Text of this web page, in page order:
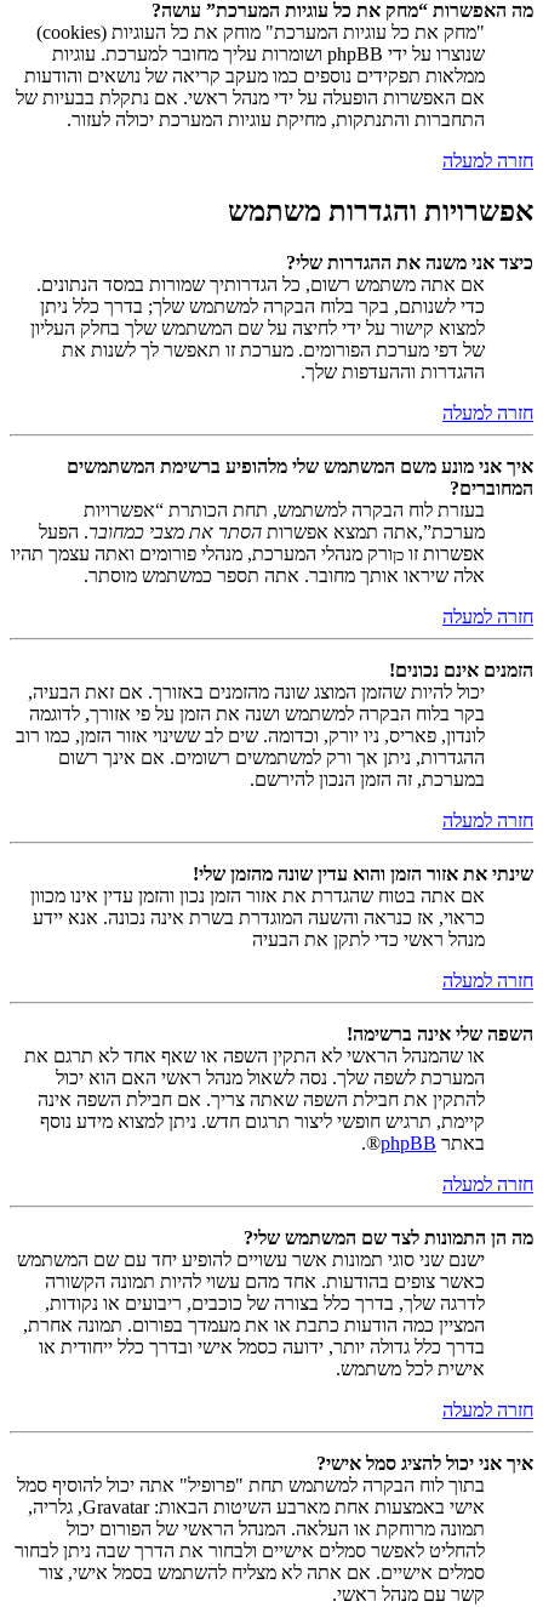
מה האפשרות “מחק את כל עוגיות המערכת” עושה?
"מחק את כל עוגיות המערכת" מוחק את כל העוגיות (cookies)
שנוצרו על ידי phpBB ושומרות עליך מחובר למערכת. עוגיות
ממלאות תפקידים נוספים כמו מעקב קריאה של נושאים והודעות
אם האפשרות הופעלה על ידי מנהל ראשי. אם נתקלת בבעיות של
התחברות והתנתקות, מחיקת עוגיות המערכת יכולה לעזור.
חזרה למעלה
אפשרויות והגדרות משתמש
כיצד אני משנה את ההגדרות שלי?
אם אתה משתמש רשום, כל הגדרותיך שמורות במסד הנתונים.
כדי לשנותם, בקר בלוח הבקרה למשתמש שלך; בדרך כלל ניתן
למצוא קישור על ידי לחיצה על שם המשתמש שלך בחלק העליון
של דפי מערכת הפורומים. מערכת זו תאפשר לך לשנות את
ההגדרות וההעדפות שלך.
חזרה למעלה
איך אני מונע משם המשתמש שלי מלהופיע ברשימת המשתמשים
המחוברים?
בעזרת לוח הבקרה למשתמש, תחת הכותרת “אפשרויות
מערכת”,אתה תמצא אפשרות הסתר את מצבי כמחובר. הפעל
אפשרות זו כןורק מנהלי המערכת, מנהלי פורומים ואתה עצמך תהיו
אלה שיראו אותך מחובר. אתה תספר כמשתמש מוסתר.
חזרה למעלה
הזמנים אינם נכונים!
יכול להיות שהזמן המוצג שונה מהזמנים באזורך. אם זאת הבעיה,
בקר בלוח הבקרה למשתמש ושנה את הזמן על פי אזורך, לדוגמה
לונדון, פאריס, ניו יורק, וכדומה. שים לב ששינוי אזור הזמן, כמו רוב
ההגדרות, ניתן אך ורק למשתמשים רשומים. אם אינך רשום
במערכת, זה הזמן הנכון להירשם.
חזרה למעלה
שינתי את אזור הזמן והוא עדין שונה מהזמן שלי!
אם אתה בטוח שהגדרת את אזור הזמן נכון והזמן עדין אינו מכוון
כראוי, אז כנראה והשעה המוגדרת בשרת אינה נכונה. אנא יידע
מנהל ראשי כדי לתקן את הבעיה
חזרה למעלה
השפה שלי אינה ברשימה!
או שהמנהל הראשי לא התקין השפה או שאף אחד לא תרגם את
המערכת לשפה שלך. נסה לשאול מנהל ראשי האם הוא יכול
להתקין את חבילת השפה שאתה צריך. אם חבילת השפה אינה
קיימת, תרגיש חופשי ליצור תרגום חדש. ניתן למצוא מידע נוסף
באתר phpBB
®.
חזרה למעלה
מה הן התמונות לצד שם המשתמש שלי?
ישנם שני סוגי תמונות אשר עשויים להופיע יחד עם שם המשתמש
כאשר צופים בהודעות. אחד מהם עשוי להיות תמונה הקשורה
לדרגה שלך, בדרך כלל בצורה של כוכבים, ריבועים או נקודות,
המציין כמה הודעות כתבת או את מעמדך בפורום. תמונה אחרת,
בדרך כלל גדולה יותר, ידועה כסמל אישי ובדרך כלל ייחודית או
אישית לכל משתמש.
חזרה למעלה
איך אני יכול להציג סמל אישי?
בתוך לוח הבקרה למשתמש תחת "פרופיל" אתה יכול להוסיף סמל
אישי באמצעות אחת מארבע השיטות הבאות: Gravatar, גלריה,
תמונה מרוחקת או העלאה. המנהל הראשי של הפורום יכול
להחליט לאפשר סמלים אישיים ולבחור את הדרך שבה ניתן לבחור
סמלים אישיים. אם אתה לא מצליח להשתמש בסמל אישי, צור
קשר עם מנהל ראשי.